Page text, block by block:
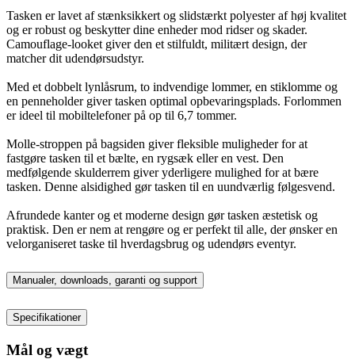
Tasken er lavet af stænksikkert og slidstærkt polyester af høj kvalitet
og er robust og beskytter dine enheder mod ridser og skader.
Camouflage-looket giver den et stilfuldt, militært design, der
matcher dit udendørsudstyr.
Med et dobbelt lynlåsrum, to indvendige lommer, en stiklomme og
en penneholder giver tasken optimal opbevaringsplads. Forlommen
er ideel til mobiltelefoner på op til 6,7 tommer.
Molle-stroppen på bagsiden giver fleksible muligheder for at
fastgøre tasken til et bælte, en rygsæk eller en vest. Den
medfølgende skulderrem giver yderligere mulighed for at bære
tasken. Denne alsidighed gør tasken til en uundværlig følgesvend.
Afrundede kanter og et moderne design gør tasken æstetisk og
praktisk. Den er nem at rengøre og er perfekt til alle, der ønsker en
velorganiseret taske til hverdagsbrug og udendørs eventyr.
Manualer, downloads, garanti og support
Specifikationer
Mål og vægt